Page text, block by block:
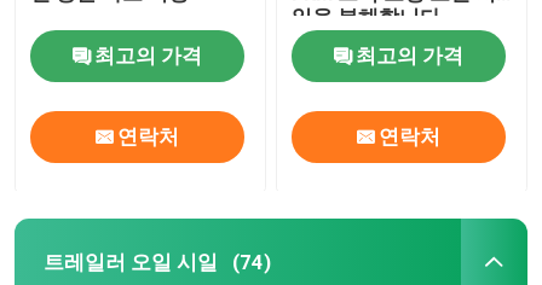
최고의 가격
연락처
일을 분해합니다
최고의 가격
연락처
트레일러 오일 시일 (74)